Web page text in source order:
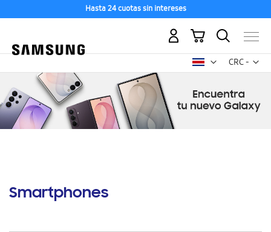
Hasta 24 cuotas sin intereses
CRC -
colón
Mi carrito
Smartphones